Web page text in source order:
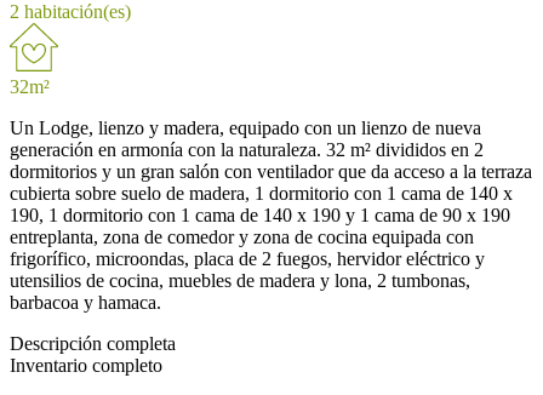
2 habitación(es)
32m²
Un Lodge, lienzo y madera, equipado con un lienzo de nueva
generación en armonía con la naturaleza. 32 m² divididos en 2
dormitorios y un gran salón con ventilador que da acceso a la terraza
cubierta sobre suelo de madera, 1 dormitorio con 1 cama de 140 x
190, 1 dormitorio con 1 cama de 140 x 190 y 1 cama de 90 x 190
entreplanta, zona de comedor y zona de cocina equipada con
frigorífico, microondas, placa de 2 fuegos, hervidor eléctrico y
utensilios de cocina, muebles de madera y lona, ​​2 tumbonas,
barbacoa y hamaca.
Descripción completa
Inventario completo